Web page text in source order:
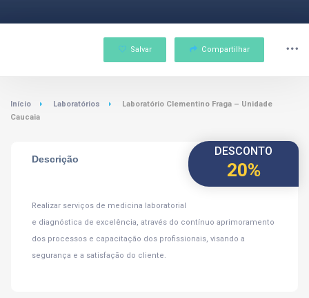
Salvar Compartilhar
Início Laboratórios
Laboratório Clementino Fraga – Unidade
Caucaia
DESCONTO
20%
Descrição
Realizar serviços de medicina laboratorial
e diagnóstica de excelência, através do contínuo aprimoramento
dos processos e capacitação dos profissionais, visando a
segurança e a satisfação do cliente.